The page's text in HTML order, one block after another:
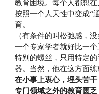
教育困境。每个人都想在
按照一个人天性中变成“
育。
（有条件的叫松弛感，没
一个专家学者就好比一
特别的螺丝，只用特定
器。当然，他在这方面练
在小事上衷心，埋头苦
专门领域之外的教育匮乏